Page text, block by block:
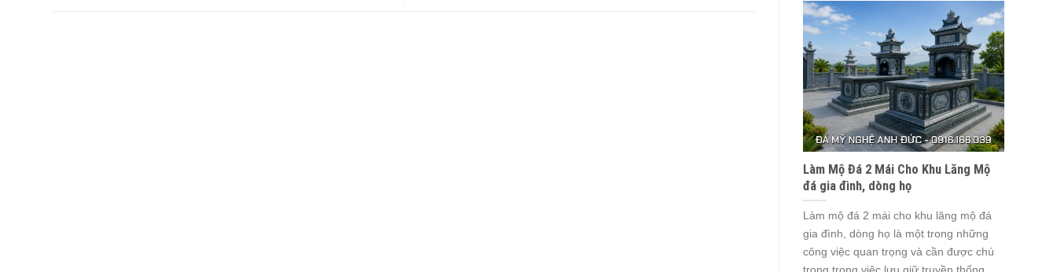
Làm Mộ Đá 2 Mái Cho Khu Lăng Mộ
đá gia đình, dòng họ
Làm mộ đá 2 mái cho khu lăng mộ đá
gia đình, dòng họ là một trong những
công việc quan trọng và cần được chú